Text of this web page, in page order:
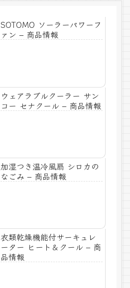
SOTOMO ソーラーパワーフ
ァン – 商品情報
ウェアラブルクーラー サン
コー セナクール – 商品情報
加湿つき温冷風扇 シロカの
なごみ – 商品情報
衣類乾燥機能付サーキュレ
ーター ヒート＆クール – 商
品情報